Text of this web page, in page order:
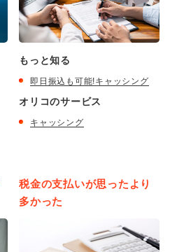
もっと知る
即日振込も可能!キャッシング
オリコのサービス
キャッシング
税金の支払いが思ったより
多かった